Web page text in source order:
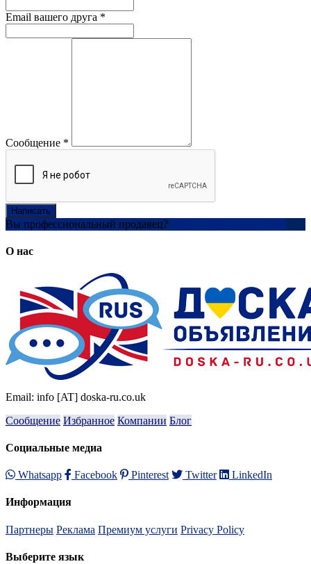
Email вашего друга *
Сообщение *
Написать
Вы профессиональный продавец?
О нас
Email: info [AT] doska-ru.co.uk
Сообщение Избранное Компании Блог
Социальные медиа
Whatsapp Facebook Pinterest Twitter LinkedIn
Информация
Партнеры Реклама Премиум услуги Privacy Policy
Выберите язык